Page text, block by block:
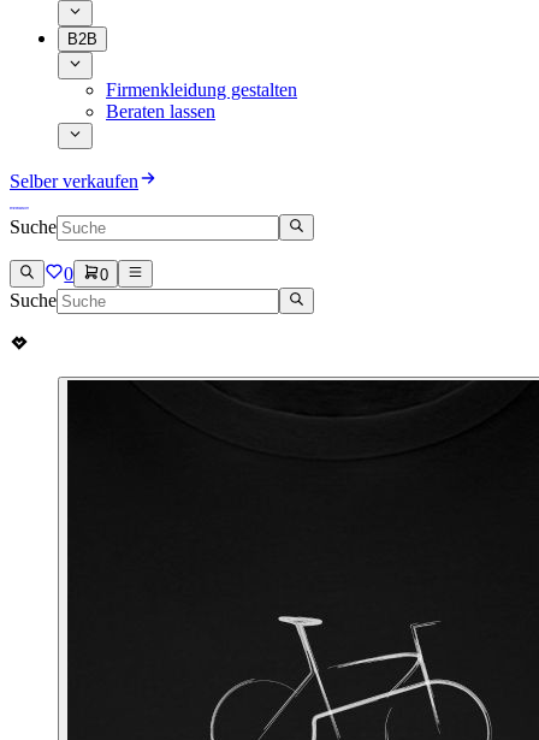
B2B
Firmenkleidung gestalten
Beraten lassen
Selber verkaufen
Suche
0 0
Suche